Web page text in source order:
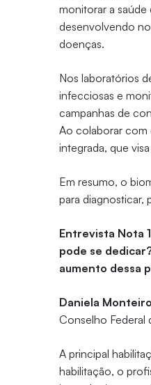
monitorar a
desenvolvendo
doenças.
Nos laboratórios
infecciosas e
campanhas de
Ao colaborar com
integrada, que
Em resumo, o
para diagnosticar,
Entrevista Nota
pode se
aumento dessa
Daniela
Conselho Federal
A principal
habilitação, o